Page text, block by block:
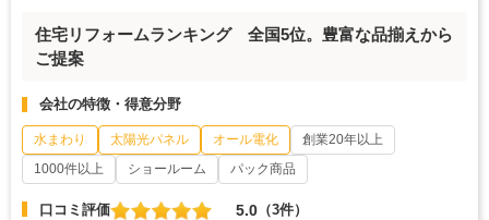
住宅リフォームランキング 全国5位。豊富な品揃えから
ご提案
会社の特徴・得意分野
水まわり 太陽光パネル オール電化
創業20年以上
1000件以上
ショールーム パック商品
口コミ評価 5.0 （3件）